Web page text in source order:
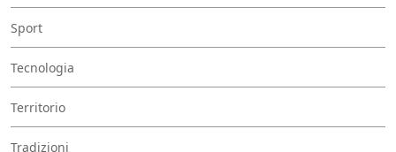
Sport
Tecnologia
Territorio
Tradizioni